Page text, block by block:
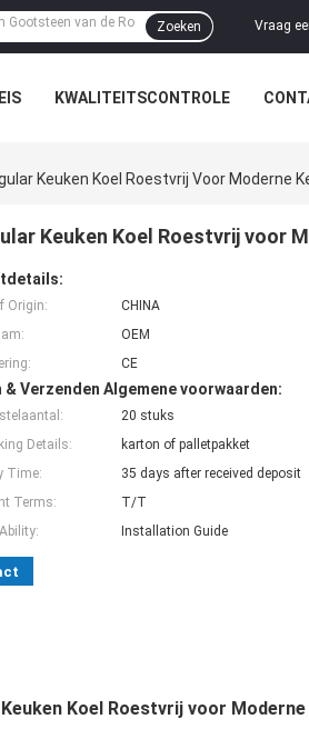
Vraag
Zoeken
KWALITEITSCONTROLE
Keuken Koel Roestvrij Voor Moderne
Keuken Koel Roestvrij voor
Origin:
CHINA
OEM
CE
& Verzenden Algemene voorwaarden:
20 stuks
Details:
karton of palletpakket
Time:
35 days after received deposit
Terms:
T/T
Installation Guide
Koel Roestvrij voor Moderne